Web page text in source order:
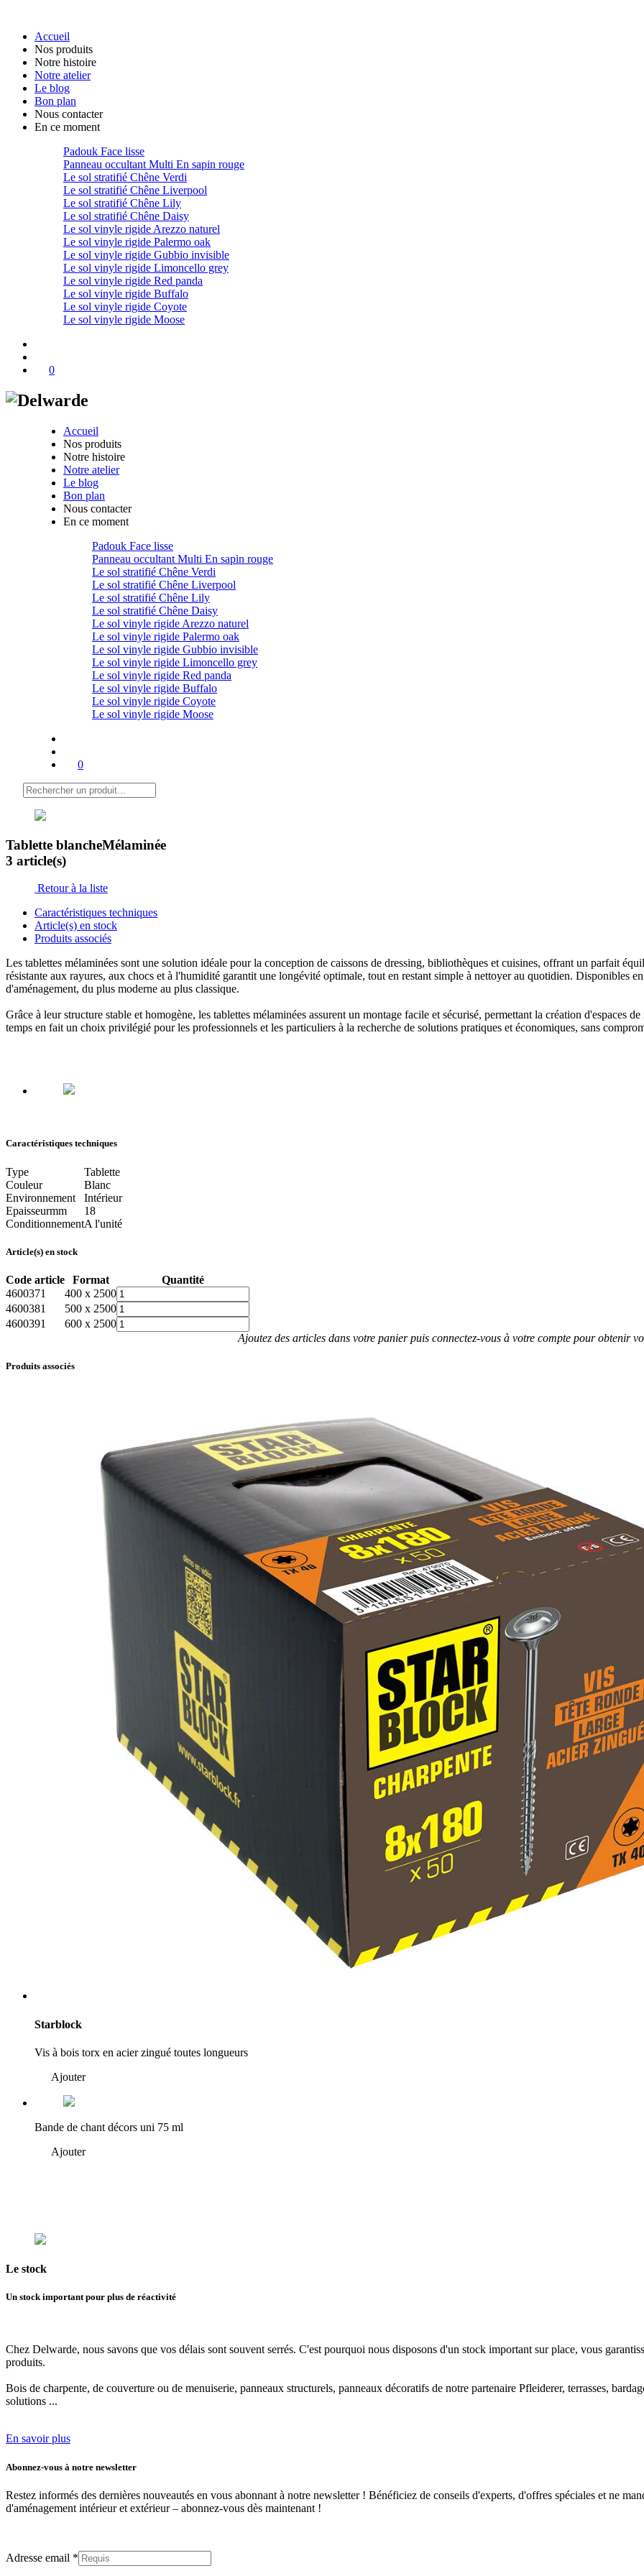
Accueil
Nos produits
Notre histoire
Notre atelier
Le blog
Bon plan
Nous contacter
En ce moment
Padouk Face lisse
Panneau occultant Multi En sapin rouge
Le sol stratifié Chêne Verdi
Le sol stratifié Chêne Liverpool
Le sol stratifié Chêne Lily
Le sol stratifié Chêne Daisy
Le sol vinyle rigide Arezzo naturel
Le sol vinyle rigide Palermo oak
Le sol vinyle rigide Gubbio invisible
Le sol vinyle rigide Limoncello grey
Le sol vinyle rigide Red panda
Le sol vinyle rigide Buffalo
Le sol vinyle rigide Coyote
Le sol vinyle rigide Moose
0
Accueil
Nos produits
Notre histoire
Notre atelier
Le blog
Bon plan
Nous contacter
En ce moment
Padouk Face lisse
Panneau occultant Multi En sapin rouge
Le sol stratifié Chêne Verdi
Le sol stratifié Chêne Liverpool
Le sol stratifié Chêne Lily
Le sol stratifié Chêne Daisy
Le sol vinyle rigide Arezzo naturel
Le sol vinyle rigide Palermo oak
Le sol vinyle rigide Gubbio invisible
Le sol vinyle rigide Limoncello grey
Le sol vinyle rigide Red panda
Le sol vinyle rigide Buffalo
Le sol vinyle rigide Coyote
Le sol vinyle rigide Moose
0
Tablette blancheMélaminée
3 article(s)
Retour à la liste
Caractéristiques techniques
Article(s) en stock
Produits associés
Les tablettes mélaminées sont une solution idéale pour la conception de caissons de dressing, bibliothèques et cuisines, offrant un parfait
résistante aux rayures, aux chocs et à l'humidité garantit une longévité optimale, tout en restant simple à nettoyer au quotidien. Disponibles
d'aménagement, du plus moderne au plus classique.
Grâce à leur structure stable et homogène, les tablettes mélaminées assurent un montage facile et sécurisé, permettant la création d'espaces
temps en fait un choix privilégié pour les professionnels et les particuliers à la recherche de solutions pratiques et économiques, sans
Caractéristiques techniques
Type
Tablette
Couleur
Blanc
Environnement
Intérieur
Epaisseurmm
18
ConditionnementA l'unité
Article(s) en stock
Code article Format
Quantité
4600371
400 x 2500
4600381
500 x 2500
4600391
600 x 2500
Ajoutez des articles dans votre panier puis connectez-vous à votre compte pour obtenir
Produits associés
Starblock
Vis à bois torx en acier zingué toutes longueurs
Ajouter
Bande de chant décors uni 75 ml
Ajouter
Le stock
Un stock important pour plus de réactivité
Chez Delwarde, nous savons que vos délais sont souvent serrés. C'est pourquoi nous disposons d'un stock important sur place, vous
produits.
Bois de charpente, de couverture ou de menuiserie, panneaux structurels, panneaux décoratifs de notre partenaire Pfleiderer, terrasses,
solutions ...
En savoir plus
Abonnez-vous à notre newsletter
Restez informés des dernières nouveautés en vous abonnant à notre newsletter ! Bénéficiez de conseils d'experts, d'offres spéciales et ne
d'aménagement intérieur et extérieur – abonnez-vous dès maintenant !
Adresse email *